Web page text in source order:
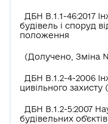
ДБН В.1.1-46:2017
будівель і споруд
положення
(Долучено, Зміна
ДБН В.1.2-4-2006
цивільного
ДБН В.1.2-5:2007
будівельних об'єктів